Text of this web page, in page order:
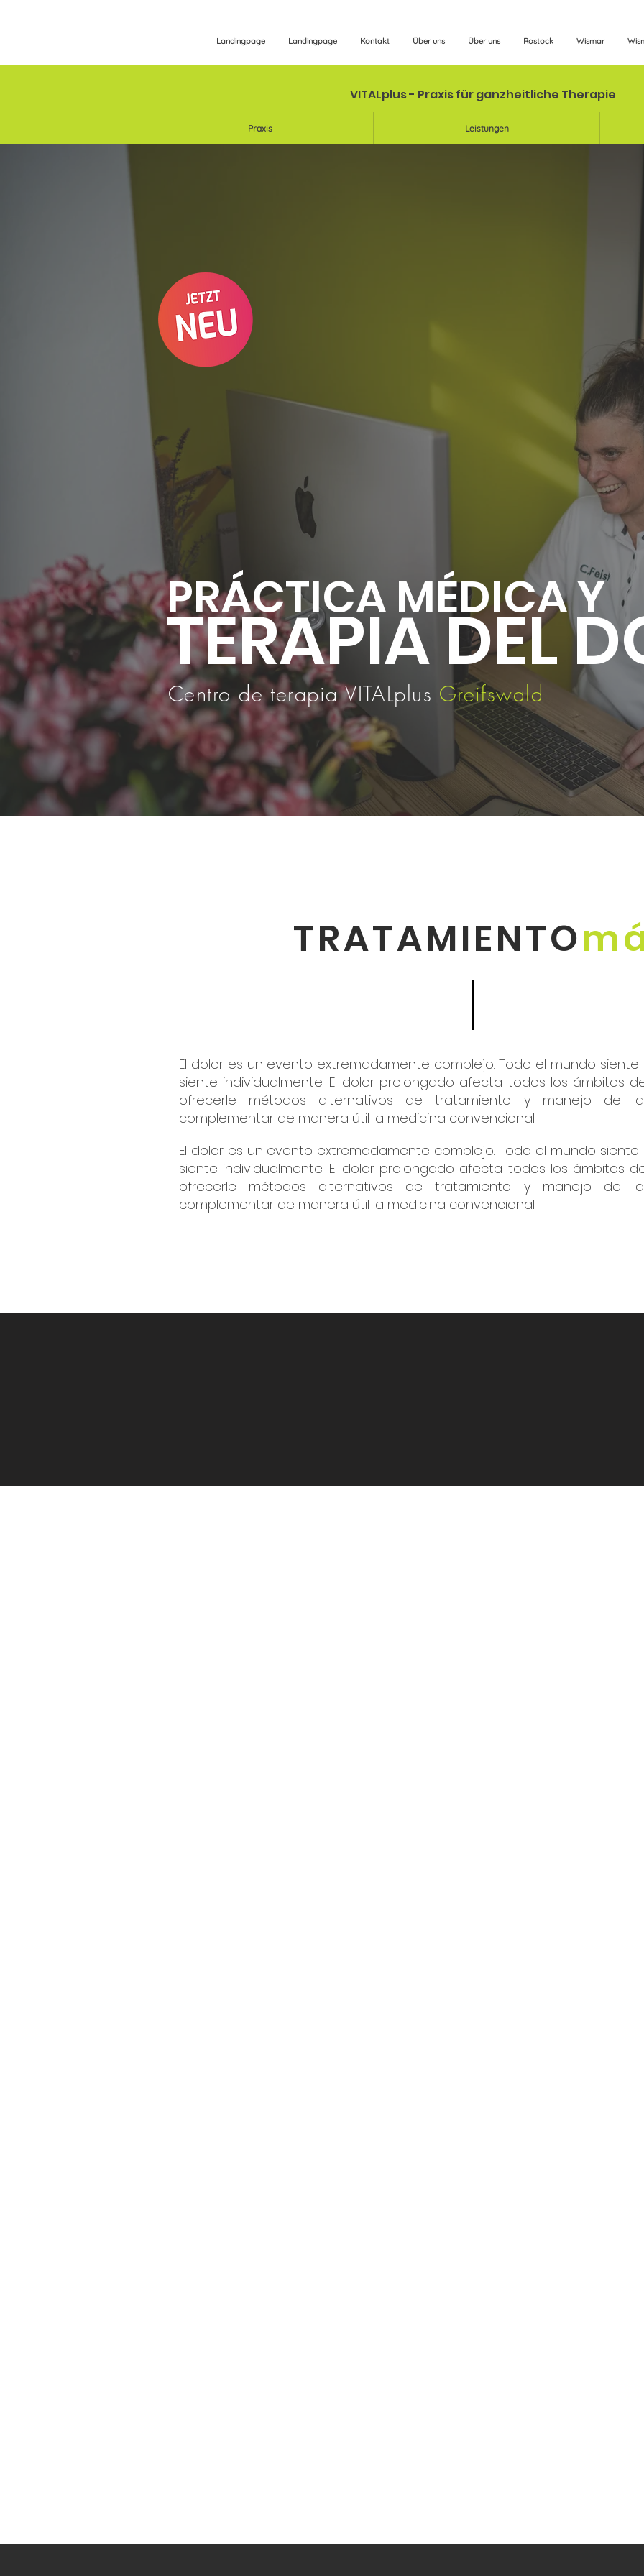
Landingpage Landingpage Kontakt Über uns Über uns Rostock Wismar
VITALplus - Praxis für ganzheitliche Therapie
Praxis Leistungen
TERAPIA DEL
Centro de terapia VITALplus Greifswald
PRÁCTICA MÉDICA Y
TRATAMIENTO
El dolor es un evento extremadamente complejo. Todo el mundo
siente individualmente. El dolor prolongado afecta todos los ámbitos
ofrecerle métodos alternativos de tratamiento y manejo del
complementar de manera útil la medicina convencional.
El dolor es un evento extremadamente complejo. Todo el mundo
siente individualmente. El dolor prolongado afecta todos los ámbitos
ofrecerle métodos alternativos de tratamiento y manejo del
complementar de manera útil la medicina convencional.